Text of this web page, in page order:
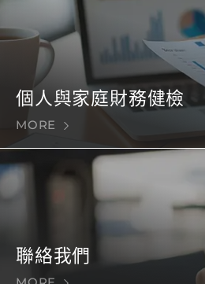
個人與家庭財務健檢
MORE
聯絡我們